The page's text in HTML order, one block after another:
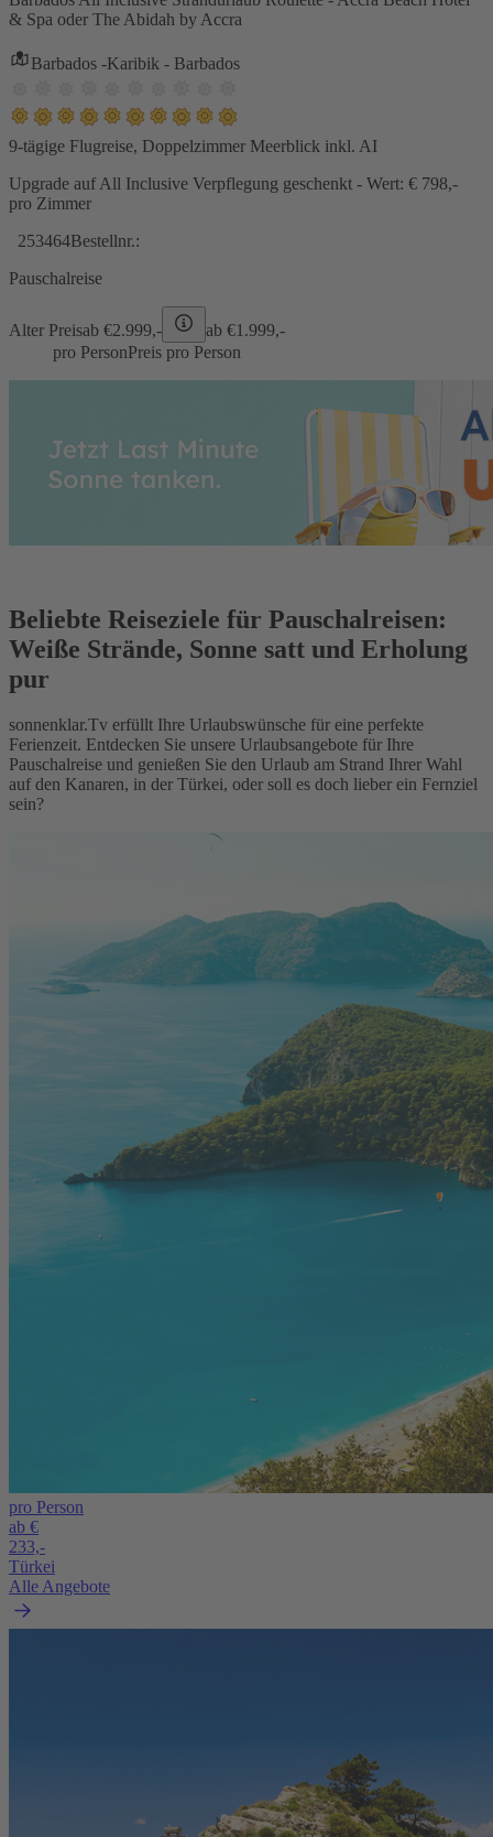
& Spa oder The Abidah by Accra
Barbados -Karibik - Barbados
9-tägige Flugreise, Doppelzimmer Meerblick inkl. AI
Upgrade auf All Inclusive Verpflegung geschenkt - Wert: € 798,-
pro Zimmer
253464Bestellnr.:
Pauschalreise
Alter Preisab €2.999,- ab €1.999,-
pro PersonPreis pro Person
Beliebte Reiseziele für Pauschalreisen:
Weiße Strände, Sonne satt und Erholung
pur
sonnenklar.Tv erfüllt Ihre Urlaubswünsche für eine perfekte
Ferienzeit. Entdecken Sie unsere Urlaubsangebote für Ihre
Pauschalreise und genießen Sie den Urlaub am Strand Ihrer Wahl
auf den Kanaren, in der Türkei, oder soll es doch lieber ein Fernziel
sein?
pro Person
ab €
233,-
Türkei
Alle Angebote